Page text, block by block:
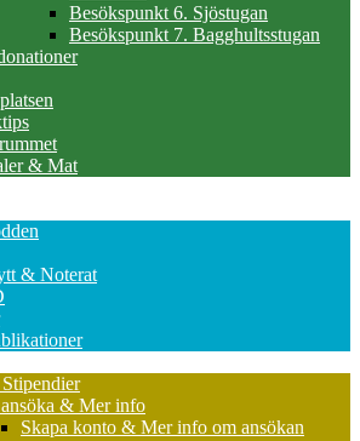
Besökspunkt 6. Sjöstugan
Besökspunkt 7. Bagghultsstugan
& Mat
& Noterat
& Mer info
Skapa konto & Mer info om ansökan